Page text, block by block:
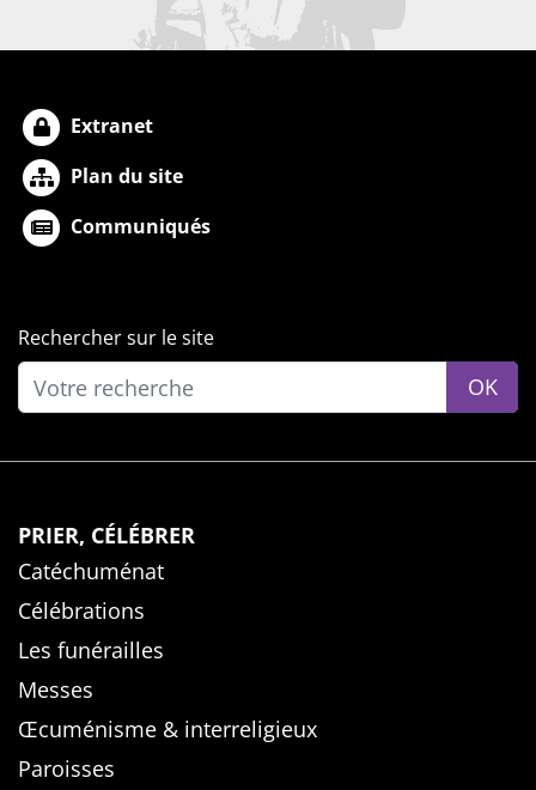
Extranet
Plan du site
Communiqués
Rechercher sur le site
OK
PRIER, CÉLÉBRER
Catéchuménat
Célébrations
Les funérailles
Messes
Œcuménisme & interreligieux
Paroisses